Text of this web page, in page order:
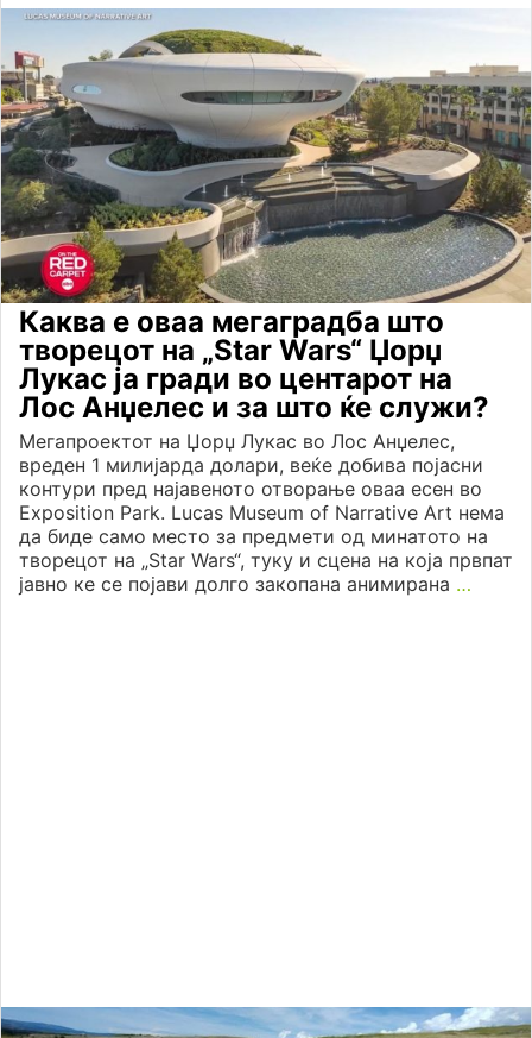
Каква е оваа мегаградба што
творецот на „Star Wars“ Џорџ
Лукас ја гради во центарот на
Лос Анџелес и за што ќе служи?
Мегапроектот на Џорџ Лукас во Лос Анџелес,
вреден 1 милијарда долари, веќе добива појасни
контури пред најавеното отворање оваа есен во
Exposition Park. Lucas Museum of Narrative Art нема
да биде само место за предмети од минатото на
творецот на „Star Wars“, туку и сцена на која првпат
јавно ке се појави долго закопана анимирана …